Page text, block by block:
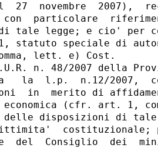
27  novembre  2007),
particolare
di tale legge; e cio' per
1, statuto speciale di
lett. e) Cost.
n. 48/2007 della
la  l.p.  n.12/2007,
in  merito di
economica (cfr. art. 1,
delle disposizioni di
costituzionale;
del  Consiglio  dei